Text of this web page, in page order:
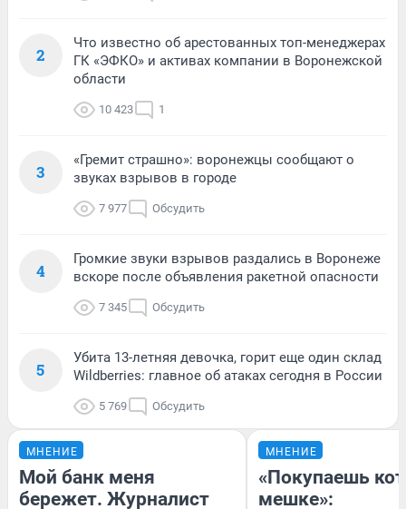
2
Что известно об арестованных топ-менеджерах
ГК «ЭФКО» и активах компании в Воронежской
области
10 423 1
3
«Гремит страшно»: воронежцы сообщают о
звуках взрывов в городе
7 977 Обсудить
4
Громкие звуки взрывов раздались в Воронеже
вскоре после объявления ракетной опасности
7 345 Обсудить
5
Убита 13-летняя девочка, горит еще один склад
Wildberries: главное об атаках сегодня в России
5 769 Обсудить
МНЕНИЕ
Мой банк меня
бережет. Журналист
МНЕНИЕ
«Покупаешь
мешке»: